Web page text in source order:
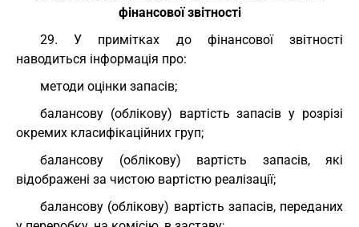
фінансової звітності
29. У примітках до фінансової звітності
наводиться інформація про:
методи оцінки запасів;
балансову (облікову) вартість запасів у розрізі
окремих класифікаційних груп;
балансову (облікову) вартість запасів, які
відображені за чистою вартістю реалізації;
балансову (облікову) вартість запасів, переданих